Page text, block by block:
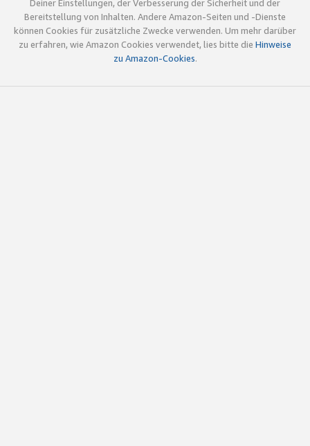
Deiner Einstellungen, der Verbesserung der Sicherheit und der
Bereitstellung von Inhalten. Andere Amazon-Seiten und -Dienste
können Cookies für zusätzliche Zwecke verwenden. Um mehr darüber
zu erfahren, wie Amazon Cookies verwendet, lies bitte die Hinweise
zu Amazon-Cookies.